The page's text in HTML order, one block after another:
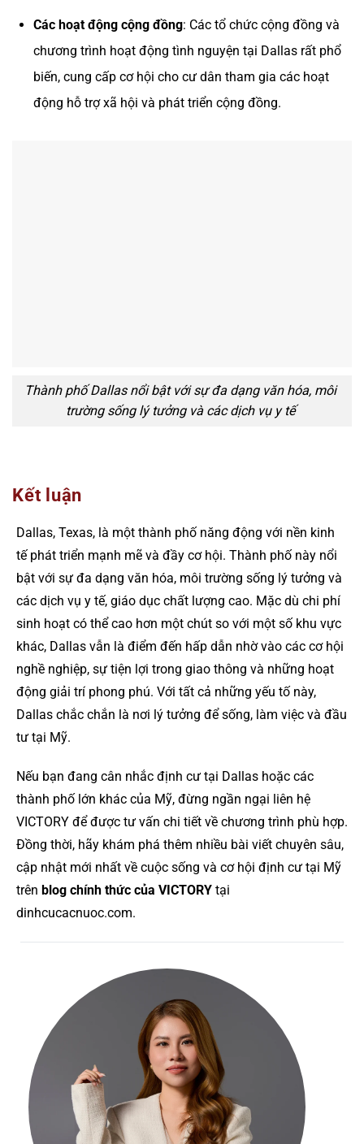
Các hoạt động cộng đồng: Các tổ chức cộng đồng và
chương trình hoạt động tình nguyện tại Dallas rất phổ
biến, cung cấp cơ hội cho cư dân tham gia các hoạt
động hỗ trợ xã hội và phát triển cộng đồng.
Thành phố Dallas nổi bật với sự đa dạng văn hóa, môi
trường sống lý tưởng và các dịch vụ y tế
Kết luận
Dallas, Texas, là một thành phố năng động với nền kinh
tế phát triển mạnh mẽ và đầy cơ hội. Thành phố này nổi
bật với sự đa dạng văn hóa, môi trường sống lý tưởng và
các dịch vụ y tế, giáo dục chất lượng cao. Mặc dù chi phí
sinh hoạt có thể cao hơn một chút so với một số khu vực
khác, Dallas vẫn là điểm đến hấp dẫn nhờ vào các cơ hội
nghề nghiệp, sự tiện lợi trong giao thông và những hoạt
động giải trí phong phú. Với tất cả những yếu tố này,
Dallas chắc chắn là nơi lý tưởng để sống, làm việc và đầu
tư tại Mỹ.
Nếu bạn đang cân nhắc định cư tại Dallas hoặc các
thành phố lớn khác của Mỹ, đừng ngần ngại liên hệ
VICTORY để được tư vấn chi tiết về chương trình phù hợp.
Đồng thời, hãy khám phá thêm nhiều bài viết chuyên sâu,
cập nhật mới nhất về cuộc sống và cơ hội định cư tại Mỹ
trên blog chính thức của VICTORY tại
dinhcucacnuoc.com.